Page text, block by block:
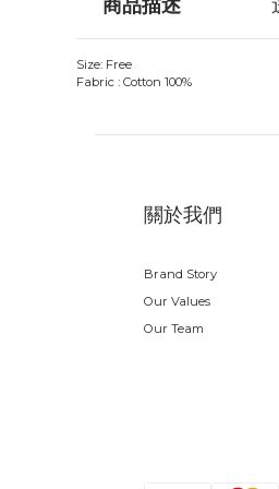
Size: Free
Fabric : Cotton 100%
關於我們
Brand Story
Our Values
Our Team